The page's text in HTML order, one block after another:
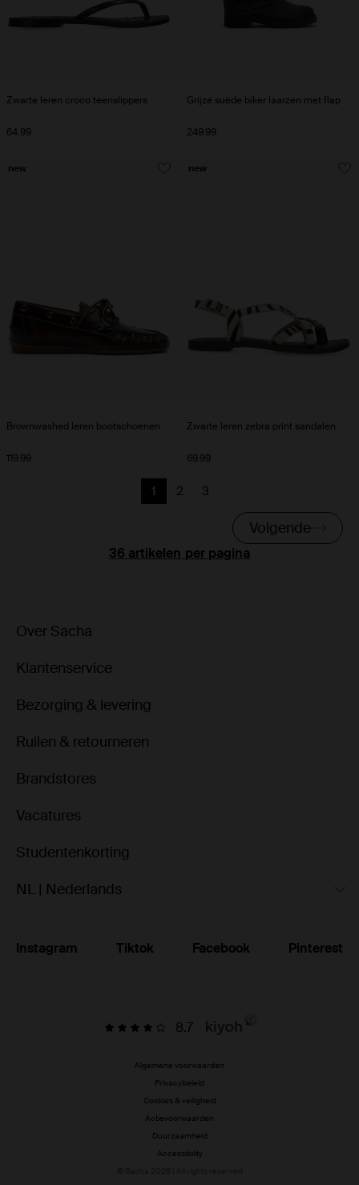
Zwarte leren croco teenslippers
64.99
Grijze suède biker laarzen met flap
249.99
Brownwashed leren bootschoenen
119.99
new
Zwarte leren zebra print sandalen
69.99
new
per pagina
Huidige pagina
1
Vorige
2
Vorige
3
Volgende
Over Sacha
Klantenservice
Bezorging & levering
Ruilen & retourneren
Brandstores
Vacatures
Studentenkorting
NL | Nederlands
Instagram Tiktok Facebook Pinterest
8.7
Algemene voorwaarden
Privacybeleid
Cookies & veiligheid
Actievoorwaarden
Duurzaamheid
Accessibility